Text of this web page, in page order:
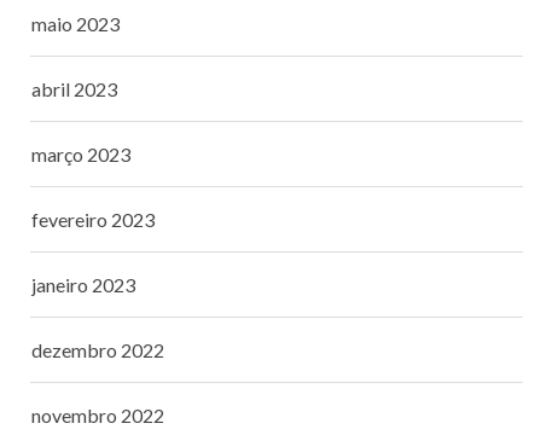
maio 2023
abril 2023
março 2023
fevereiro 2023
janeiro 2023
dezembro 2022
novembro 2022